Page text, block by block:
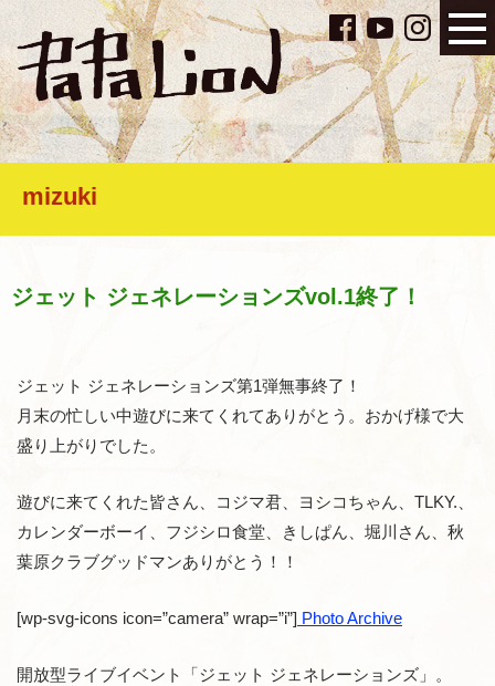
mizuki
ジェット ジェネレーションズvol.1終了！
ジェット ジェネレーションズ第1弾無事終了！
月末の忙しい中遊びに来てくれてありがとう。おかげ様で大
盛り上がりでした。
遊びに来てくれた皆さん、コジマ君、ヨシコちゃん、TLKY.、
カレンダーボーイ、フジシロ食堂、きしぱん、堀川さん、秋
葉原クラブグッドマンありがとう！！
[wp-svg-icons icon=”camera” wrap=”i”] Photo Archive
開放型ライブイベント「ジェット ジェネレーションズ」。